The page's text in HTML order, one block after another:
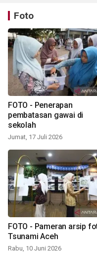
Foto
FOTO - Penerapan
pembatasan gawai di
sekolah
Jumat, 17 Juli 2026
FOTO - Pameran arsip
Tsunami Aceh
Rabu, 10 Juni 2026